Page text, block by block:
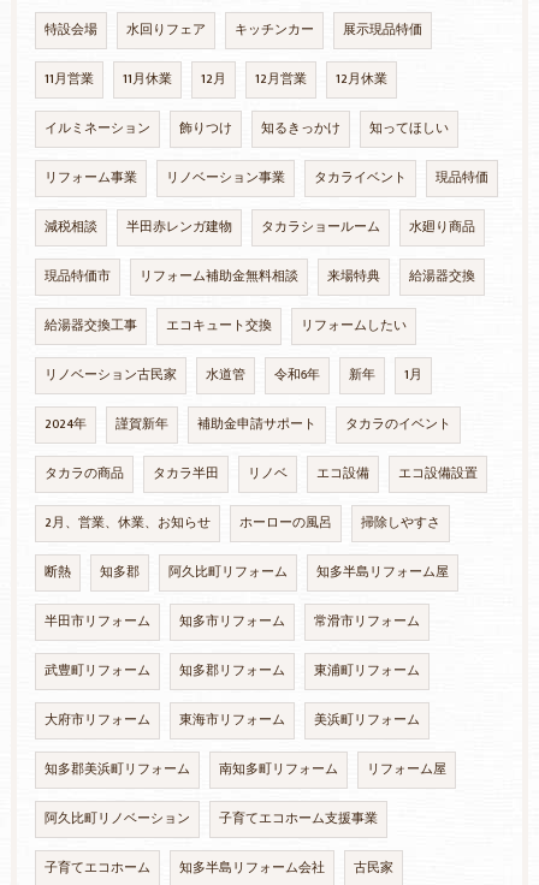
特設会場 水回りフェア キッチンカー 展示現品特価
11月営業 11月休業 12月 12月営業 12月休業
イルミネーション 飾りつけ 知るきっかけ 知ってほしい
リフォーム事業 リノベーション事業 タカライベント 現品特価
減税相談 半田赤レンガ建物 タカラショールーム 水廻り商品
現品特価市 リフォーム補助金無料相談 来場特典 給湯器交換
給湯器交換工事 エコキュート交換 リフォームしたい
リノベーション古民家 水道管 令和6年 新年 1月
2024年 謹賀新年 補助金申請サポート タカラのイベント
タカラの商品 タカラ半田 リノベ エコ設備 エコ設備設置
2月、営業、休業、お知らせ ホーローの風呂 掃除しやすさ
断熱 知多郡 阿久比町リフォーム 知多半島リフォーム屋
半田市リフォーム 知多市リフォーム 常滑市リフォーム
武豊町リフォーム 知多郡リフォーム 東浦町リフォーム
大府市リフォーム 東海市リフォーム 美浜町リフォーム
知多郡美浜町リフォーム 南知多町リフォーム リフォーム屋
阿久比町リノベーション 子育てエコホーム支援事業
子育てエコホーム 知多半島リフォーム会社 古民家